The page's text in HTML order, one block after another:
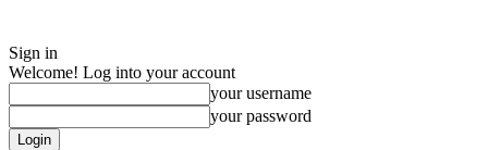
Sign in
Welcome! Log into your account
your username
your password